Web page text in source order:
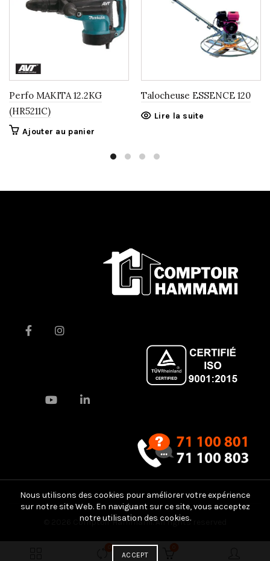
Perfo MAKITA 12.2KG
(HR5211C)
Ajouter au panier
Talocheuse ESSENCE 120
Lire la suite
Comptoir Hammami. All rights reserved
Nous utilisons des cookies pour améliorer votre expérience
sur notre site Web. En naviguant sur ce site, vous acceptez
notre utilisation des cookies.
ACCEPT